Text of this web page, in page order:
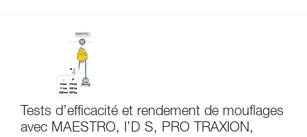
Tests d’efficacité et rendement de mouflages
avec MAESTRO, I’D S, PRO TRAXION,